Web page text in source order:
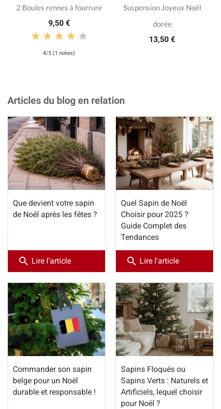
2 Boules rennes à fourrure
9,50 €
4/5 (1 notes)
Suspension Joyeux Noël
dorée
13,50 €
Articles du blog en relation
Que devient votre sapin
de Noël après les fêtes ?
search Lire l'article
Quel Sapin de Noël
Choisir pour 2025 ?
Guide Complet des
Tendances
search Lire l'article
Commander son sapin
belge pour un Noël
durable et responsable !
Sapins Floqués ou
Sapins Verts : Naturels et
Artificiels, lequel choisir
pour Noël ?